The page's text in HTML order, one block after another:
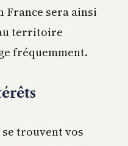
France sera ainsi
territoire
fréquemment.
trouvent vos